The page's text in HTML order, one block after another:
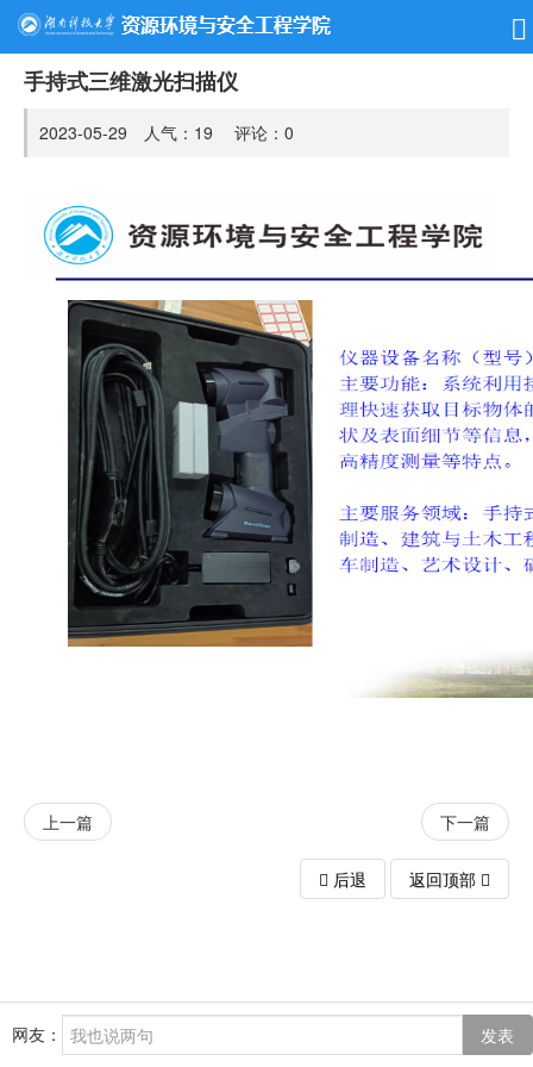
手持式三维激光扫描仪
2023-05-29 人气： 19 评论： 0
上一篇 下一篇
后退 返回顶部
网友： 发表